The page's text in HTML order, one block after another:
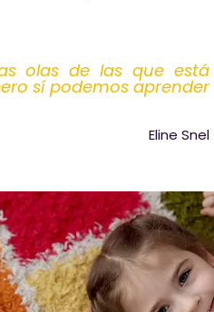
olas de las que está
sí podemos aprender
Eline Snel